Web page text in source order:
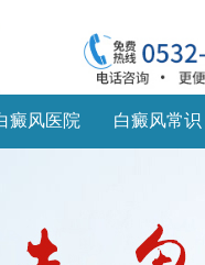
癜风医院 白癜风常识